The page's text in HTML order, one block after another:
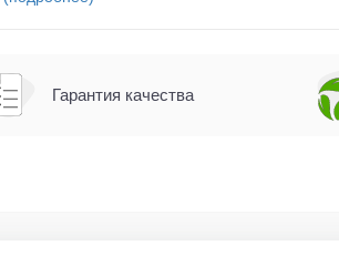
Гарантия качества